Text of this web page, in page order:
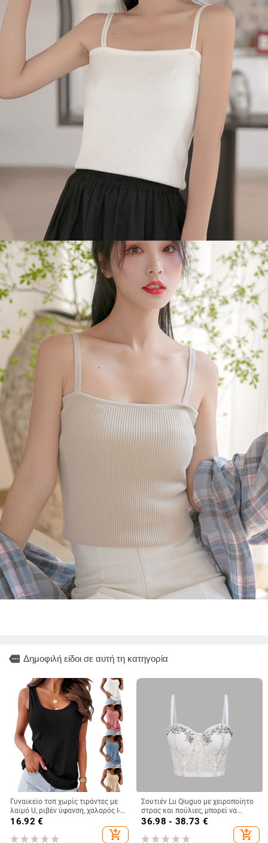
more Δημοφιλή είδοι σε αυτή τη κατηγορία
Γυναικείο τοπ χωρίς τιράντες με
λαιμό U, ριβέν ύφανση, χαλαρός Ι-
σχήματος σιλουέτα, 90-95%
16.92 €
add_shopping_cart
Σουτιέν Lu Qiuguo με χειροποίητο
στρας και πούλιες, μπορεί να
φορεθεί και έξω, σε καθαρό
χρώμα, μικρό γυναικείο φανελάκι
Db1750
36.98 - 38.73 €
add_shopping_cart